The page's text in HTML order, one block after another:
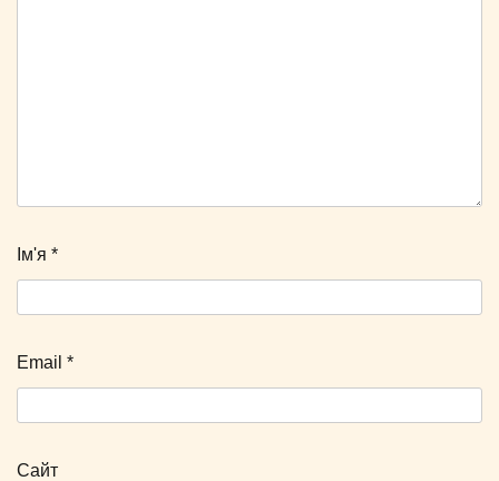
Ім'я *
Email *
Сайт